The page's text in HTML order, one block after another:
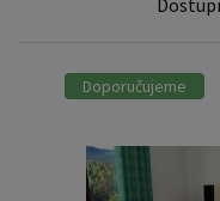
Doporučujeme